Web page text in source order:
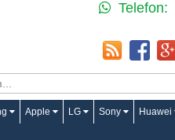
Telefon:
Apple LG Sony Huawei